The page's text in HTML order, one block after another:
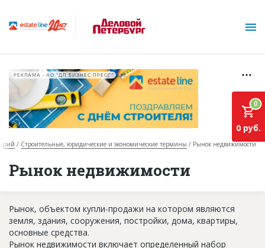
О проекте
База строящихся объектов
Инвестпроекты
РЕКЛАМА • АО "ДП БИЗНЕС ПРЕСС"
Строительные, юридические и экономические термины Рынок недвижимости
Рынок недвижимости
0
0 руб.
Рынок, объектом купли-продажи на котором являются
земля, здания, сооружения, постройки, дома, квартиры,
основные средства.
Рынок недвижимости включает определенный набор